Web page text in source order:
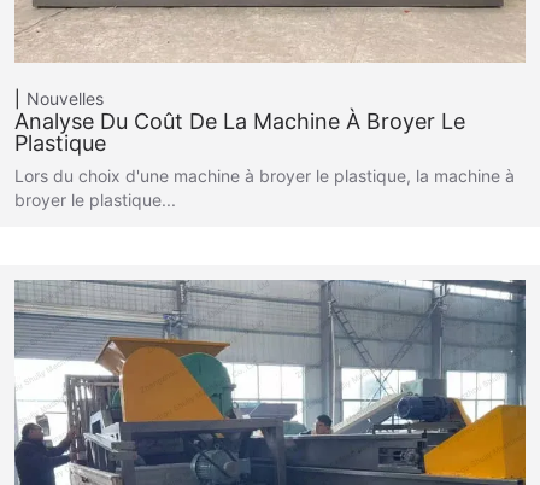
Nouvelles
Analyse Du Coût De La Machine À Broyer Le
Plastique
Lors du choix d'une machine à broyer le plastique, la machine à
broyer le plastique...